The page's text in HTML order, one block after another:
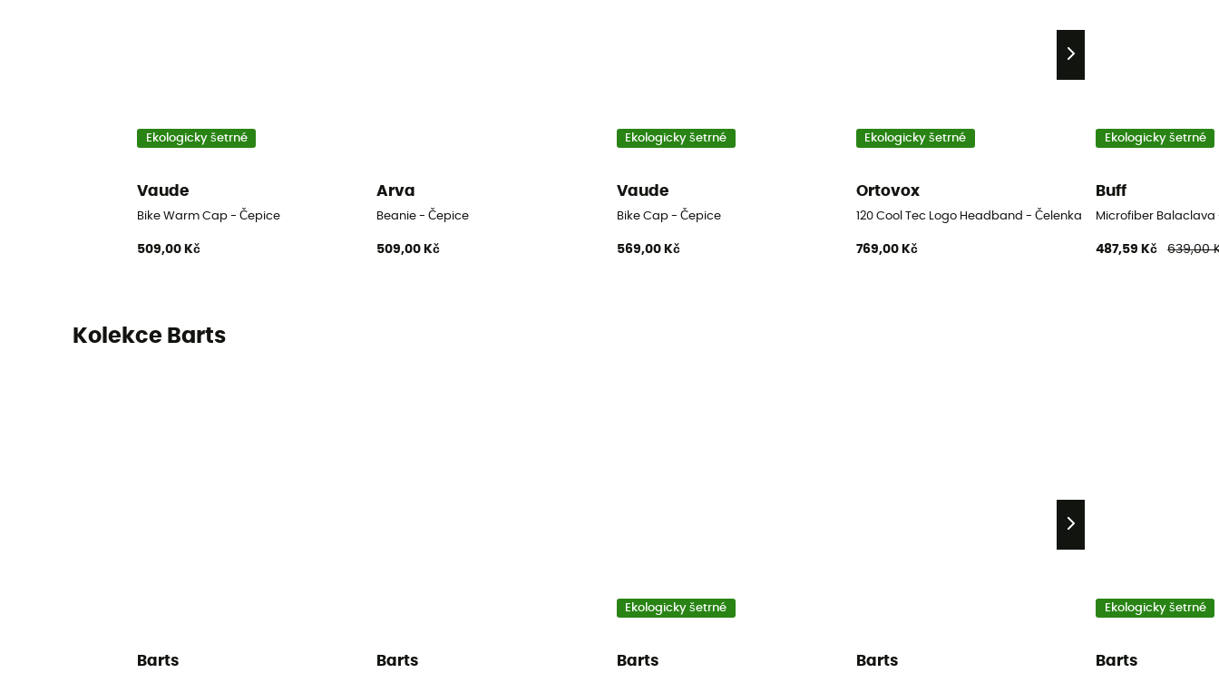
Ekologicky šetrné
Vaude
Bike Warm Cap - Čepice
509,00 Kč
Arva
Beanie - Čepice
509,00 Kč
Ekologicky šetrné
Vaude
Bike Cap - Čepice
569,00 Kč
Ekologicky šetrné
Ortovox
120 Cool Tec Logo Headband - Čelenka merino vlna
769,00 Kč
Ekologicky šetrné
Buff
Microfiber Balaclava
487,59 Kč 639,00
Kolekce Barts
Barts Barts
Ekologicky šetrné
Barts Barts
Ekologicky šetrné
Barts